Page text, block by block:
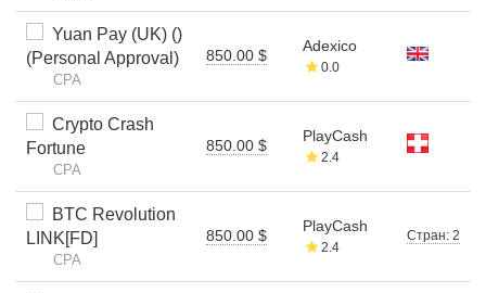
Yuan Pay (UK) ()
(Personal Approval)
CPA
850.00 $
Adexico
0.0
Crypto Crash
Fortune
CPA
850.00 $
PlayCash
2.4
BTC Revolution
LINK[FD]
CPA
850.00 $
PlayCash
2.4
Стран: 2